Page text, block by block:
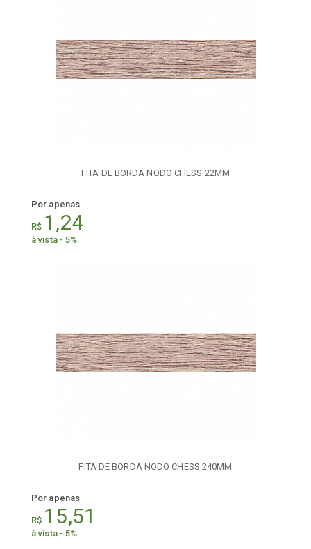
FITA DE BORDA NODO CHESS 22MM
Por apenas
R$ 1,24
à vista - 5%
FITA DE BORDA NODO CHESS 240MM
Por apenas
R$ 15,51
à vista - 5%